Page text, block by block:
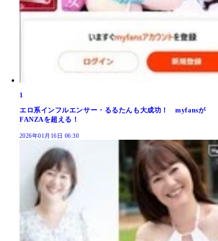
1
エロ系インフルエンサー・るるたんも大成功！ myfansが
FANZAを超える！
2026年01月16日 06:30